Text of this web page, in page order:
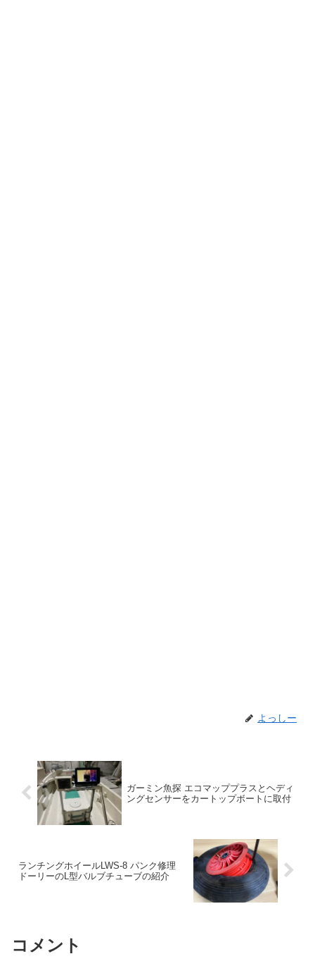
よっしー
ガーミン魚探 エコマッププラスとヘディ
ングセンサーをカートップボートに取付
ランチングホイールLWS-8 パンク修理
ドーリーのL型バルブチューブの紹介
コメント